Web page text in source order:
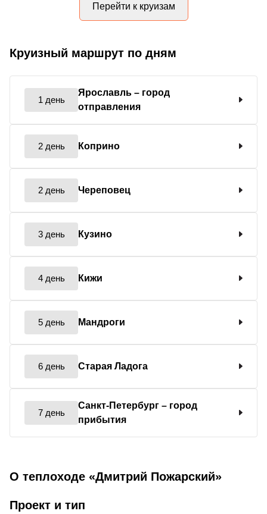
Перейти к круизам
Круизный маршрут по дням
1 день
Ярославль – город
отправления
2 день Коприно
2 день Череповец
3 день Кузино
4 день Кижи
5 день Мандроги
6 день Старая Ладога
7 день
Санкт-Петербург – город
прибытия
О теплоходе «Дмитрий Пожарский»
Проект и тип